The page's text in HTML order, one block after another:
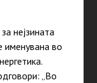
нејзината
именувана во
„Во